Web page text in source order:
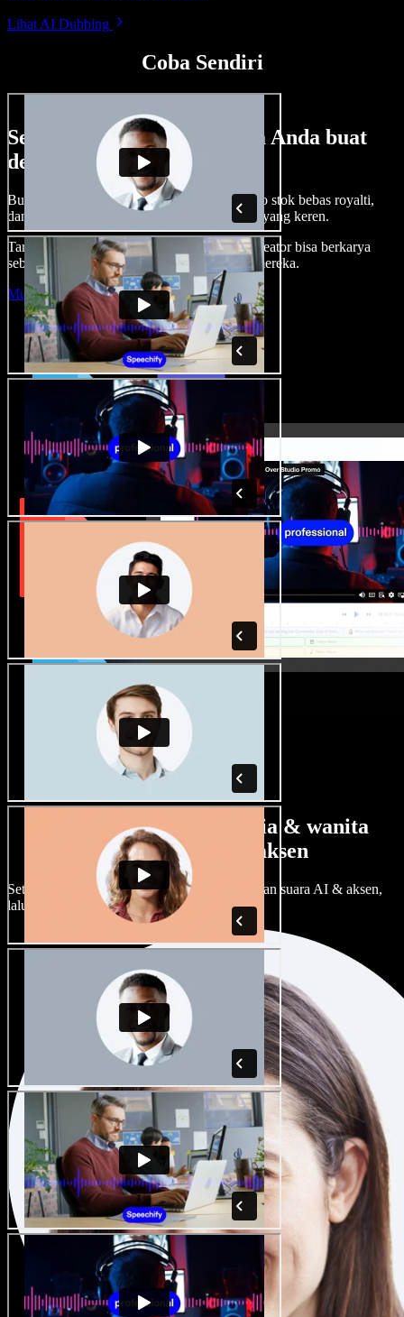
Lihat AI Dubbing
Coba Sendiri
Sedikit contoh hal yang bisa Anda buat
dengan Speechify Studio.
Buat voice over, tambah gambar, audio, video stok bebas royalti,
dan kloning suara untuk proyek audio-video yang keren.
Tanpa kurva belajar, semua dari browser—kreator bisa berkarya
sebebas mungkin dan wujudkan ide kreatif mereka.
Mulai Studio
Banyak pilihan suara pria & wanita
dengan berbagai aksen
Setiap proyek bisa terdengar beda. Pilih ratusan suara AI & aksen,
lalu sesuaikan sesuka Anda.